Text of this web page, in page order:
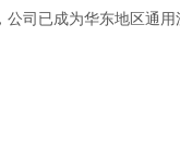
司已成为华东地区通用